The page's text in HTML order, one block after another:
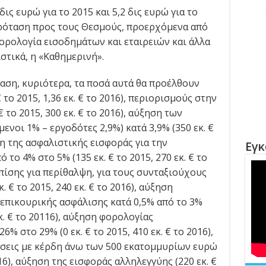
ευρώ για το 2015 και 5,2 δις ευρώ για το
προς τους Θεσμούς, προερχόμενα από
εισοδημάτων και εταιρειών και άλλα
η «Καθημερινή».
κυριότερα, τα ποσά αυτά θα προέλθουν
2015, 1,36 εκ. € το 2016), περιορισμούς στην
2015, 300 εκ. € το 2016), αύξηση των
1% – εργοδότες 2,9%) κατά 3,9% (350 εκ. €
ασφαλιστικής εισφοράς για την
4% στο 5% (135 εκ. € το 2015, 270 εκ. € το
για περίθαλψη, για τους συνταξιούχους
€ το 2015, 240 εκ. € το 2016), αύξηση
ασφάλισης κατά 0,5% από το 3%
€ το 20116), αύξηση φορολογίας
στο 29% (0 εκ. € το 2015, 410 εκ. € το 2016),
με κέρδη άνω των 500 εκατομμυρίων ευρώ
αύξηση της εισφοράς αλληλεγγύης (220 εκ. €